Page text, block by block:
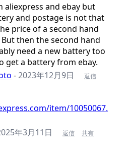
aliexpress and ebay but
and postage is not that
price of a second hand
then the second hand
need a new battery too
get a battery from ebay.
-2023年12月9日
返信
item/10050067.
年3月11日 返信 共有